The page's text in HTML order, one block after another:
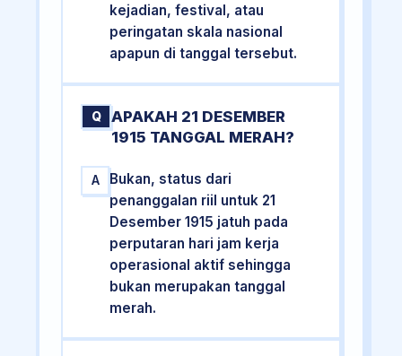
kejadian, festival, atau
peringatan skala nasional
apapun di tanggal tersebut.
Q
APAKAH 21 DESEMBER
1915 TANGGAL MERAH?
A
Bukan, status dari
penanggalan riil untuk 21
Desember 1915 jatuh pada
perputaran hari jam kerja
operasional aktif sehingga
bukan merupakan tanggal
merah.